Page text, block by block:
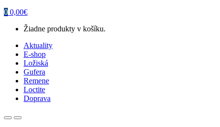
0 0,00€
Žiadne produkty v košíku.
Aktuality
E-shop
Ložiská
Gufera
Remene
Loctite
Doprava